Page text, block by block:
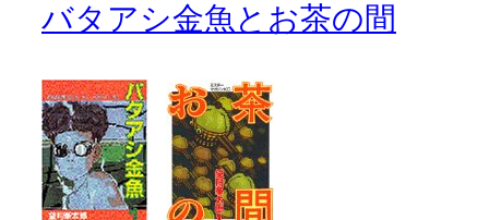
バタアシ金魚とお茶の間